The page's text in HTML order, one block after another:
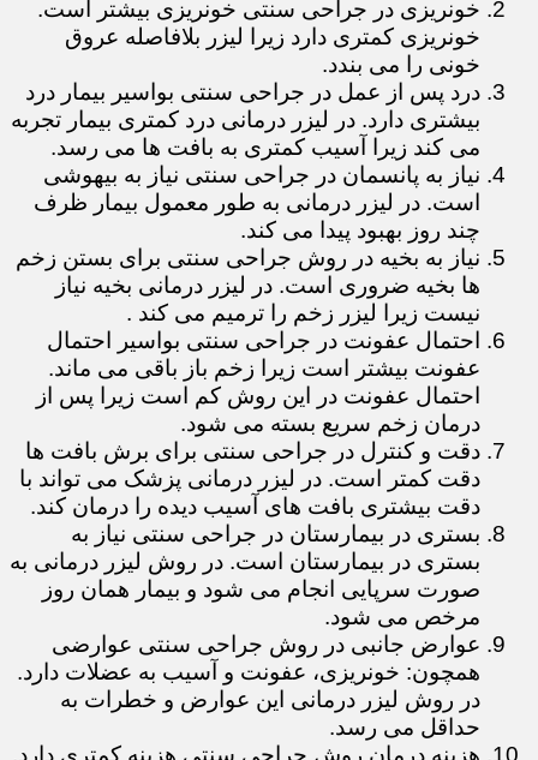
خونریزی در جراحی سنتی خونریزی بیشتر است.
خونریزی کمتری دارد زیرا لیزر بلافاصله عروق
خونی را می بندد.
درد پس از عمل در جراحی سنتی بواسیر بیمار درد
بیشتری دارد. در لیزر درمانی درد کمتری بیمار تجربه
می کند زیرا آسیب کمتری به بافت ها می رسد.
نیاز به پانسمان در جراحی سنتی نیاز به بیهوشی
است. در لیزر درمانی به طور معمول بیمار ظرف
چند روز بهبود پیدا می کند.
نیاز به بخیه در روش جراحی سنتی برای بستن زخم
ها بخیه ضروری است. در لیزر درمانی بخیه نیاز
نیست زیرا لیزر زخم را ترمیم می کند .
احتمال عفونت در جراحی سنتی بواسیر احتمال
عفونت بیشتر است زیرا زخم باز باقی می ماند.
احتمال عفونت در این روش کم است زیرا پس از
درمان زخم سریع بسته می شود.
دقت و کنترل در جراحی سنتی برای برش بافت ها
دقت کمتر است. در لیزر درمانی پزشک می تواند با
دقت بیشتری بافت های آسیب دیده را درمان کند.
بستری در بیمارستان در جراحی سنتی نیاز به
بستری در بیمارستان است. در روش لیزر درمانی به
صورت سرپایی انجام می شود و بیمار همان روز
مرخص می شود.
عوارض جانبی در روش جراحی سنتی عوارضی
همچون: خونریزی، عفونت و آسیب به عضلات دارد.
در روش لیزر درمانی این عوارض و خطرات به
حداقل می رسد.
هزینه درمان روش جراحی سنتی هزینه کمتری دارد.